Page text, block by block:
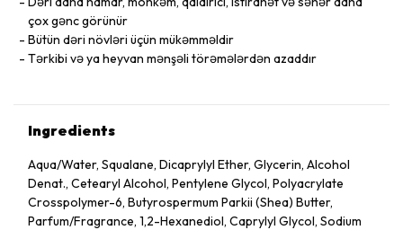
çox gənc görünür
Bütün dəri növləri üçün mükəmməldir
Tərkibi və ya heyvan mənşəli törəmələrdən azaddır
Ingredients
Aqua/Water, Squalane, Dicaprylyl Ether, Glycerin, Alcohol
Denat., Cetearyl Alcohol, Pentylene Glycol, Polyacrylate
Crosspolymer-6, Butyrospermum Parkii (Shea) Butter,
Parfum/Fragrance, 1,2-Hexanediol, Caprylyl Glycol, Sodium